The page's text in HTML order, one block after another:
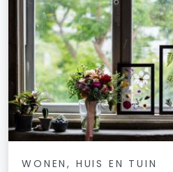
WONEN, HUIS EN TUIN